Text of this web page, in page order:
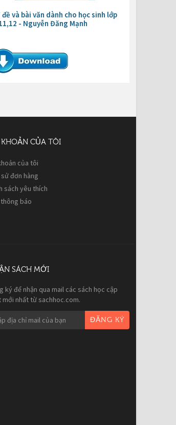
đề và bài văn dành cho học sinh lớp
- Nguyễn Đăng Mạnh
CỦA TÔI
của tôi
sử đơn hàng
sách yêu thích
báo
SÁCH MỚI
ký để nhận qua mail các sách học cập
mới nhất từ sachhoc.com.
ĐĂNG KÝ